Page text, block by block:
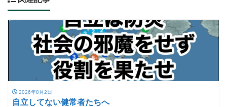
2026年8月2日
自立してない健常者たちへ